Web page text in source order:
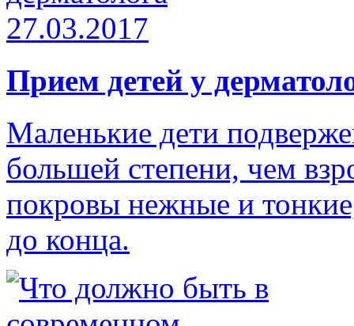
27.03.2017
Прием детей у
Маленькие дети
большей степени, чем
покровы нежные и
до конца.